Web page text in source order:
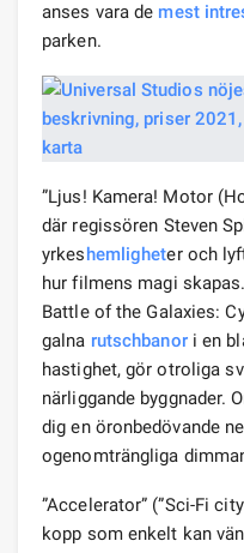
anses vara de mest
parken.
”Ljus! Kamera! Motor
där regissören Steven
yrkeshemligheter och
hur filmens magi skapas.
Battle of the Galaxies:
galna rutschbanori en
hastighet, gör otroliga
närliggande byggnader.
dig en öronbedövande
ogenomträngliga
”Accelerator” (”Sci-Fi
kopp som enkelt kan